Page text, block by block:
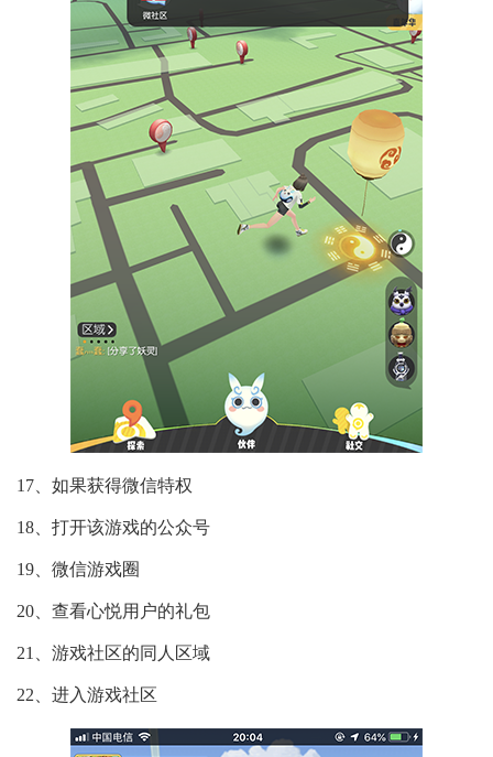
17、如果获得微信特权
18、打开该游戏的公众号
19、微信游戏圈
20、查看心悦用户的礼包
21、游戏社区的同人区域
22、进入游戏社区